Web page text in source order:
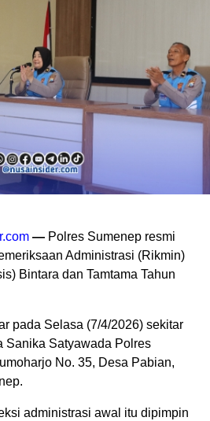
— Polres Sumenep resmi
Administrasi (Rikmin)
Bintara dan Tamtama Tahun
pada Selasa (7/4/2026) sekitar
Sanika Satyawada Polres
No. 35, Desa Pabian,
administrasi awal itu dipimpin